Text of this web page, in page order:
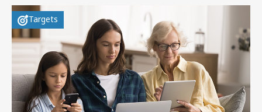
Targets